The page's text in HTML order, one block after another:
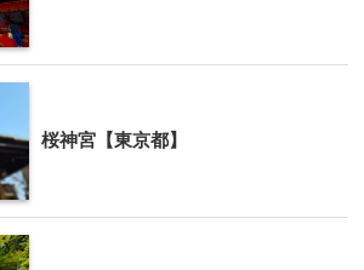
桜神宮【東京都】